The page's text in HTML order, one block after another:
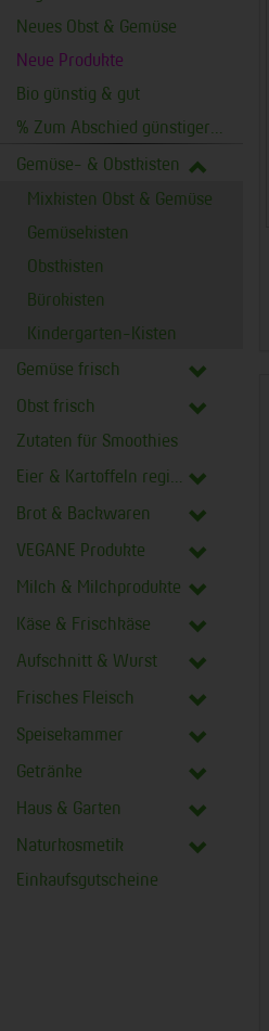
Neues Obst & Gemüse
Neue Produkte
Bio günstig & gut
Gemüse- & Obstkisten
Mixkisten Obst & Gemüse
Gemüsekisten
Obstkisten
Bürokisten
Kindergarten-Kisten
Gemüse frisch
Obst frisch
Zutaten für Smoothies
Eier & Kartoffeln regional
Brot & Backwaren
VEGANE Produkte
Milch & Milchprodukte
Käse & Frischkäse
Aufschnitt & Wurst
Frisches Fleisch
Speisekammer
Getränke
Haus & Garten
Naturkosmetik
Einkaufsgutscheine